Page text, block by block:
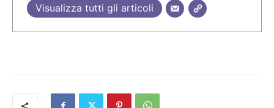
Visualizza tutti gli articoli